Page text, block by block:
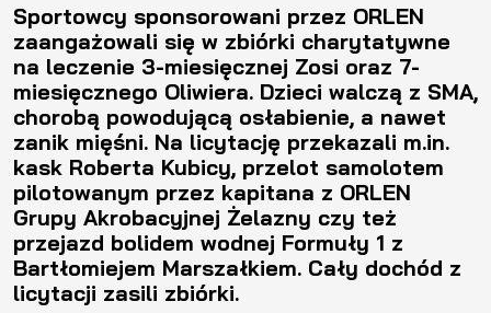
Sportowcy sponsorowani przez ORLEN
zaangażowali się w zbiórki charytatywne
na leczenie 3-miesięcznej Zosi oraz 7-
miesięcznego Oliwiera. Dzieci walczą z SMA,
chorobą powodującą osłabienie, a nawet
zanik mięśni. Na licytację przekazali m.in.
kask Roberta Kubicy, przelot samolotem
pilotowanym przez kapitana z ORLEN
Grupy Akrobacyjnej Żelazny czy też
przejazd bolidem wodnej Formuły 1 z
Bartłomiejem Marszałkiem. Cały dochód z
licytacji zasili zbiórki.